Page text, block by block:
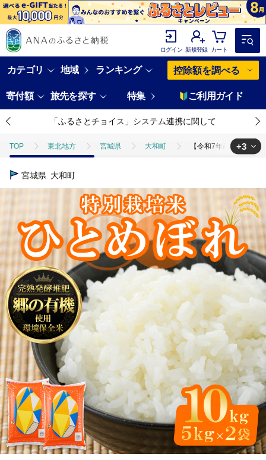
ログイン 新規登録 カート
カテゴリ 地域 ランキング 控除額を調べる
寄付額 旅先を探す 特集 ご利用ガイド
「ふるさとチョイス」システム連携に関して
TOP 東北地方 宮城県 大和町 【令和7年産】宮城県
TOP
TOP 精米
TOP 米 ひとめぼれ 【令和7年産】宮城県
+3
宮城県 大和町